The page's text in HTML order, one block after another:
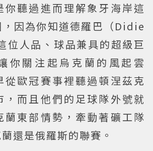
你聽過進而理解象牙海岸這
因為你知道德羅巴（Didie
位人品、球品兼具的超級巨
你關注起烏克蘭的風起雲
從歐冠賽事裡聽過頓涅茲克
，而且他們的足球隊外號就
蘭東部情勢，牽動著礦工隊
還是俄羅斯的聯賽。